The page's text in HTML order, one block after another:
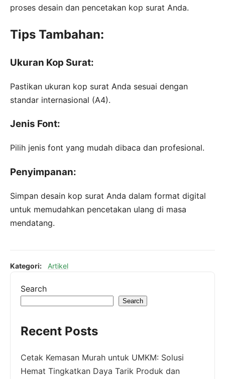
proses desain dan pencetakan kop surat Anda.
Tips Tambahan:
Ukuran Kop Surat:
Pastikan ukuran kop surat Anda sesuai dengan
standar internasional (A4).
Jenis Font:
Pilih jenis font yang mudah dibaca dan profesional.
Penyimpanan:
Simpan desain kop surat Anda dalam format digital
untuk memudahkan pencetakan ulang di masa
mendatang.
Kategori: Artikel
Search
Search
Recent Posts
Cetak Kemasan Murah untuk UMKM: Solusi
Hemat Tingkatkan Daya Tarik Produk dan